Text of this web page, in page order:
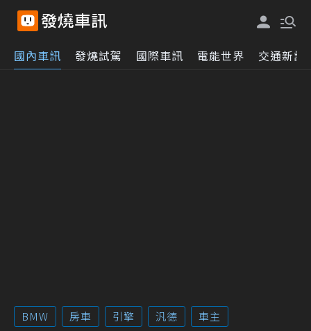
國內車訊 發燒試駕 國際車訊 電能世界 交通新訊
BMW 房車 引擎 汎德 車主